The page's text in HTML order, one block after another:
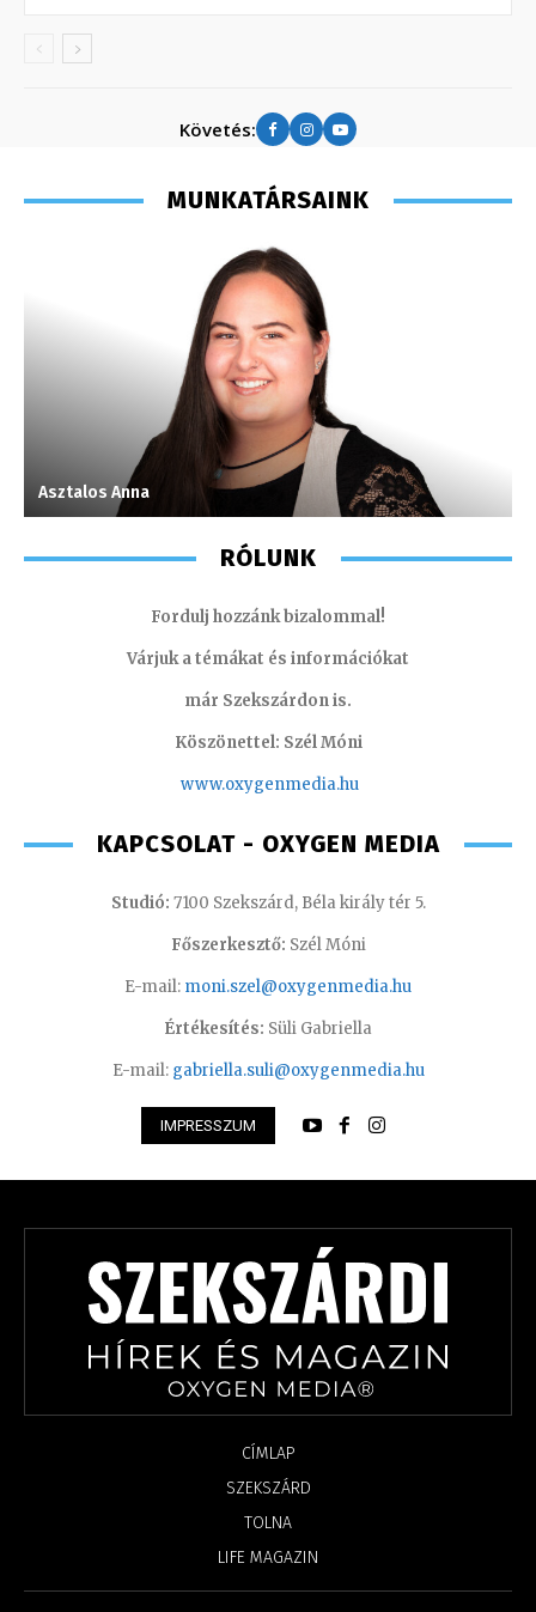
Követés:
MUNKATÁRSAINK
Asztalos Anna
RÓLUNK
Fordulj hozzánk bizalommal!
Várjuk a témákat és információkat
már Szekszárdon is.
Köszönettel: Szél Móni
www.oxygenmedia.hu
KAPCSOLAT - OXYGEN MEDIA
Studió: 7100 Szekszárd, Béla király tér 5.
Főszerkesztő: Szél Móni
E-mail: moni.szel@oxygenmedia.hu
Értékesítés: Süli Gabriella
E-mail: gabriella.suli@oxygenmedia.hu
IMPRESSZUM
CÍMLAP
SZEKSZÁRD
TOLNA
LIFE MAGAZIN